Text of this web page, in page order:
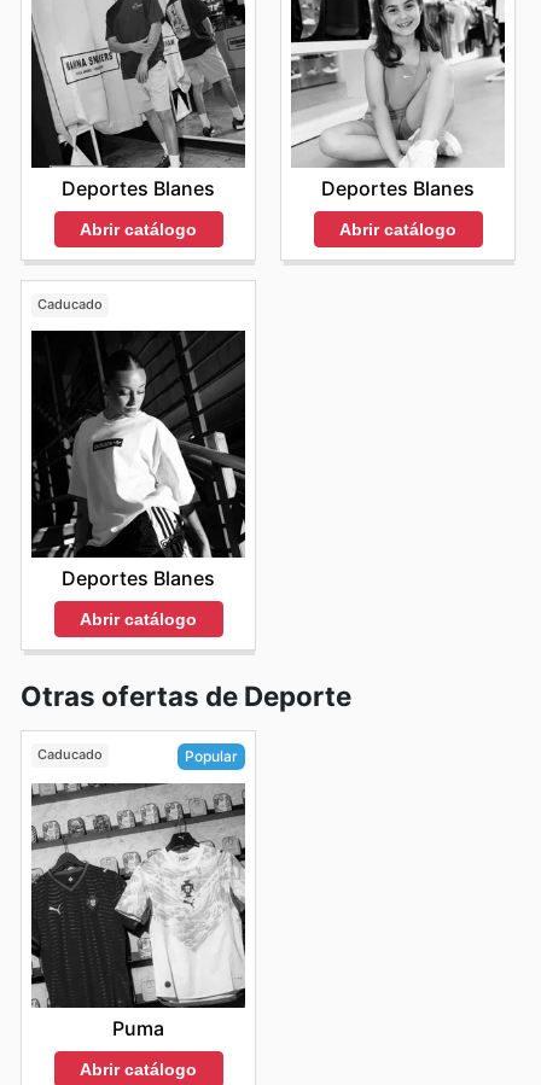
Deportes Blanes
Abrir catálogo
Deportes Blanes
Abrir catálogo
Caducado
Deportes Blanes
Abrir catálogo
Otras ofertas de Deporte
Caducado Popular
Puma
Abrir catálogo